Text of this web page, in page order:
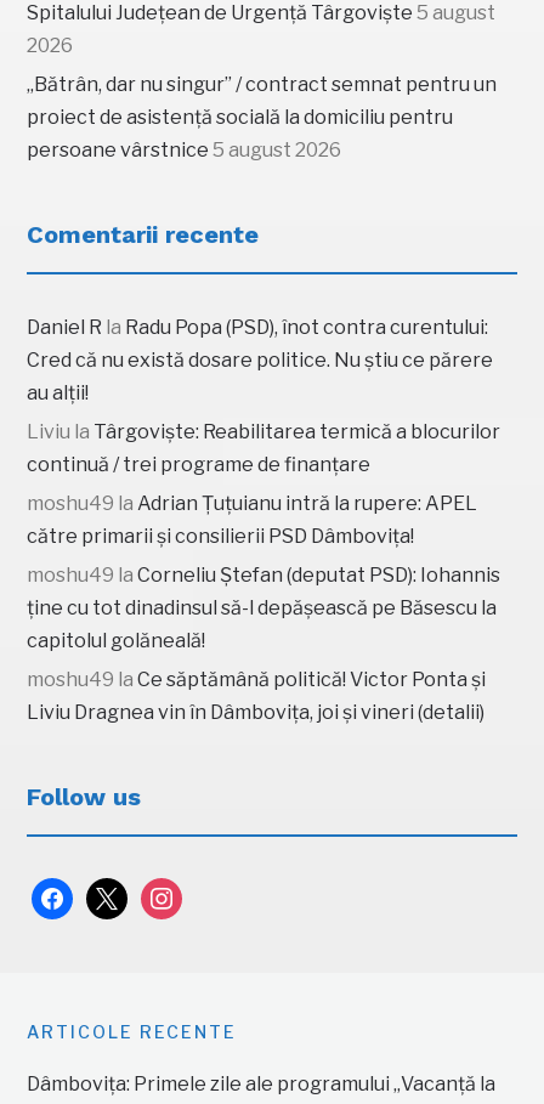
Spitalului Județean de Urgență Târgoviște 5 august
2026
„Bătrân, dar nu singur” / contract semnat pentru un
proiect de asistență socială la domiciliu pentru
persoane vârstnice 5 august 2026
Comentarii recente
Daniel R la Radu Popa (PSD), înot contra curentului:
Cred că nu există dosare politice. Nu știu ce părere
au alții!
Liviu la Târgoviște: Reabilitarea termică a blocurilor
continuă / trei programe de finanțare
moshu49 laAdrian Țuțuianu intră la rupere: APEL
către primarii și consilierii PSD Dâmbovița!
moshu49 laCorneliu Ștefan (deputat PSD): Iohannis
ține cu tot dinadinsul să-l depășească pe Băsescu la
capitolul golăneală!
moshu49 laCe săptămână politică! Victor Ponta și
Liviu Dragnea vin în Dâmbovița, joi și vineri (detalii)
Follow us
facebook
x instagram
ARTICOLE RECENTE
Dâmbovița: Primele zile ale programului „Vacanță la